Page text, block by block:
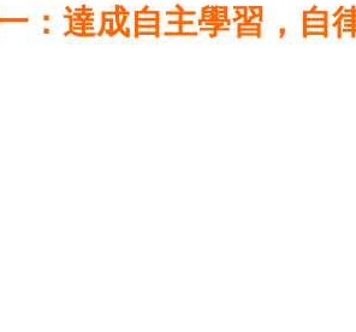
：達成自主學習，自